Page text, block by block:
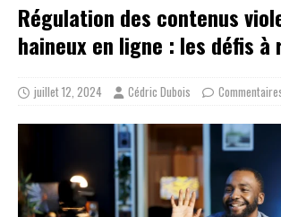
Régulation des contenus
haineux en ligne : les défis à
juillet 12, 2024 Cédric Dubois